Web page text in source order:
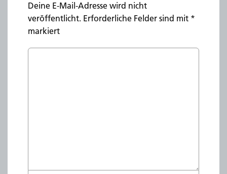
Deine E-Mail-Adresse wird nicht
veröffentlicht. Erforderliche Felder sind mit *
markiert